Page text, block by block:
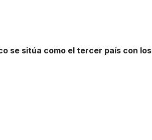
se sitúa como el tercer país con los